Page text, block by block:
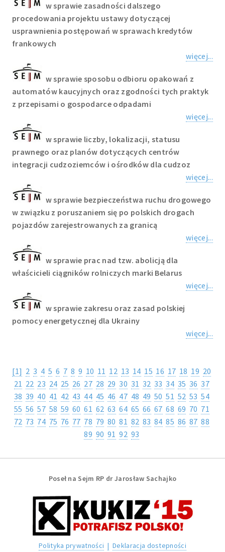
w sprawie zasadności dalszego
procedowania projektu ustawy dotyczącej
usprawnienia postępowań w sprawach kredytów
frankowych
więcej...
w sprawie sposobu odbioru opakowań z
automatów kaucyjnych oraz zgodności tych praktyk
z przepisami o gospodarce odpadami
więcej...
w sprawie liczby, lokalizacji, statusu
prawnego oraz planów dotyczących centrów
integracji cudzoziemców i ośrodków dla cudzoz
więcej...
w sprawie bezpieczeństwa ruchu drogowego
w związku z poruszaniem się po polskich drogach
pojazdów zarejestrowanych za granicą
więcej...
w sprawie prac nad tzw. abolicją dla
właścicieli ciągników rolniczych marki Belarus
więcej...
w sprawie zakresu oraz zasad polskiej
pomocy energetycznej dla Ukrainy
więcej...
[1] 2 3 4 5 6 7 8 9 10 11 12 13 14 15 16 17 18 19 20
21 22 23 24 25 26 27 28 29 30 31 32 33 34 35 36 37
38 39 40 41 42 43 44 45 46 47 48 49 50 51 52 53 54
55 56 57 58 59 60 61 62 63 64 65 66 67 68 69 70 71
72 73 74 75 76 77 78 79 80 81 82 83 84 85 86 87 88
89 90 91 92 93
Poseł na Sejm RP dr Jarosław Sachajko
Polityka prywatności | Deklaracja dostepności